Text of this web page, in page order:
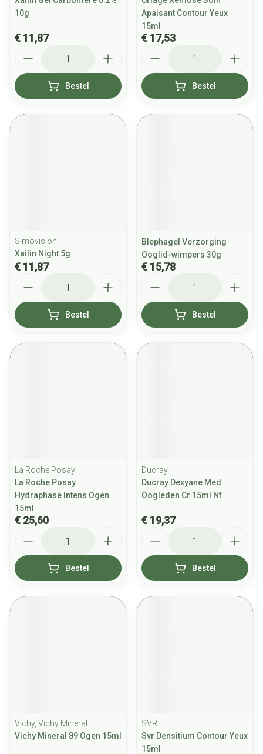
10g
€ 11,87
Bestel
Apaisant Contour Yeux
15ml
€ 17,53
Bestel
Simovision
Xailin Night 5g
€ 11,87
Bestel
Blephagel Verzorging
Ooglid-wimpers 30g
€ 15,78
Bestel
La Roche Posay
La Roche Posay
Hydraphase Intens Ogen
15ml
€ 25,60
Bestel
Ducray
Ducray Dexyane Med
Oogleden Cr 15ml Nf
€ 19,37
Bestel
Vichy, Vichy Mineral
Vichy Mineral 89 Ogen 15ml
SVR
Svr Densitium Contour Yeux
15ml